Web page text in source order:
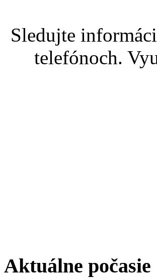
Sledujte
telefónoch.
Aktuálne počasie